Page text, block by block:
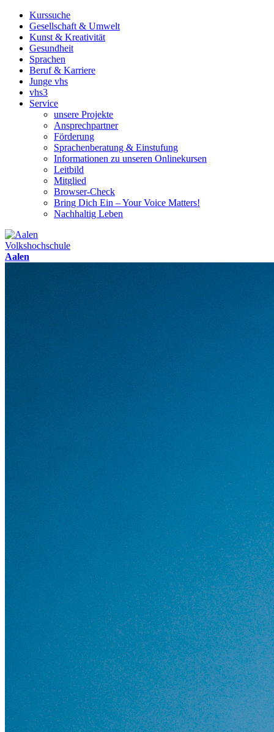
Kurssuche
Gesellschaft & Umwelt
Kunst & Kreativität
Gesundheit
Sprachen
Beruf & Karriere
Junge vhs
vhs3
Service
unsere Projekte
Ansprechpartner
Förderung
Sprachenberatung & Einstufung
Informationen zu unseren Onlinekursen
Leitbild
Mitglied
Browser-Check
Bring Dich Ein – Your Voice Matters!
Nachhaltig Leben
Volkshochschule
Aalen